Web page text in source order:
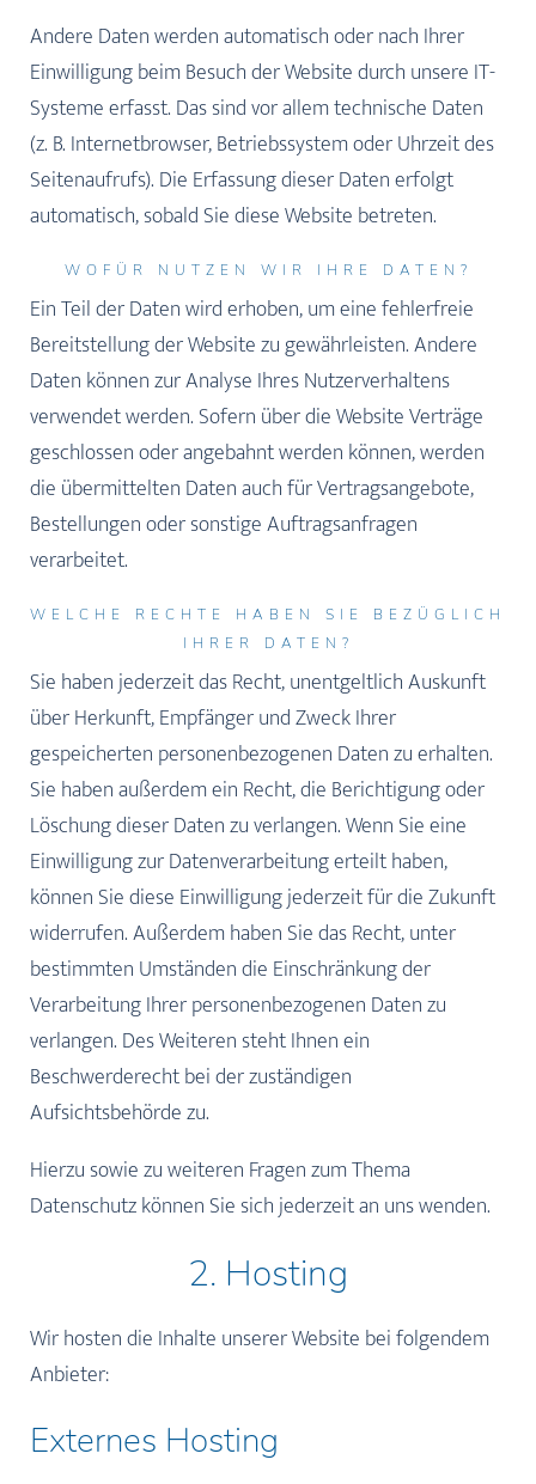
Andere Daten werden automatisch oder nach Ihrer
Einwilligung beim Besuch der Website durch unsere IT-
Systeme erfasst. Das sind vor allem technische Daten
(z. B. Internetbrowser, Betriebssystem oder Uhrzeit des
Seitenaufrufs). Die Erfassung dieser Daten erfolgt
automatisch, sobald Sie diese Website betreten.
WOFÜR NUTZEN WIR IHRE DATEN?
Ein Teil der Daten wird erhoben, um eine fehlerfreie
Bereitstellung der Website zu gewährleisten. Andere
Daten können zur Analyse Ihres Nutzerverhaltens
verwendet werden. Sofern über die Website Verträge
geschlossen oder angebahnt werden können, werden
die übermittelten Daten auch für Vertragsangebote,
Bestellungen oder sonstige Auftragsanfragen
verarbeitet.
WELCHE RECHTE HABEN SIE BEZÜGLICH
IHRER DATEN?
Sie haben jederzeit das Recht, unentgeltlich Auskunft
über Herkunft, Empfänger und Zweck Ihrer
gespeicherten personenbezogenen Daten zu erhalten.
Sie haben außerdem ein Recht, die Berichtigung oder
Löschung dieser Daten zu verlangen. Wenn Sie eine
Einwilligung zur Datenverarbeitung erteilt haben,
können Sie diese Einwilligung jederzeit für die Zukunft
widerrufen. Außerdem haben Sie das Recht, unter
bestimmten Umständen die Einschränkung der
Verarbeitung Ihrer personenbezogenen Daten zu
verlangen. Des Weiteren steht Ihnen ein
Beschwerderecht bei der zuständigen
Aufsichtsbehörde zu.
Hierzu sowie zu weiteren Fragen zum Thema
Datenschutz können Sie sich jederzeit an uns wenden.
2. Hosting
Wir hosten die Inhalte unserer Website bei folgendem
Anbieter:
Externes Hosting